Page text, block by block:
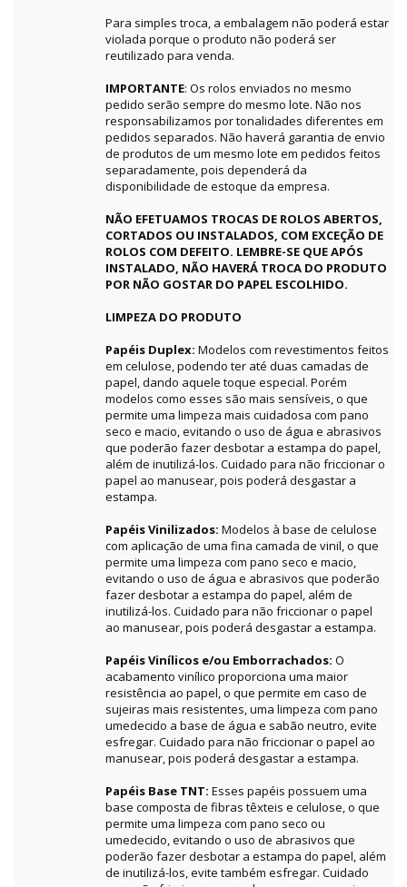
Para simples troca, a embalagem não poderá estar
violada porque o produto não poderá ser
reutilizado para venda.
IMPORTANTE: Os rolos enviados no mesmo
pedido serão sempre do mesmo lote. Não nos
responsabilizamos por tonalidades diferentes em
pedidos separados. Não haverá garantia de envio
de produtos de um mesmo lote em pedidos feitos
separadamente, pois dependerá da
disponibilidade de estoque da empresa.
NÃO EFETUAMOS TROCAS DE ROLOS ABERTOS,
CORTADOS OU INSTALADOS, COM EXCEÇÃO DE
ROLOS COM DEFEITO. LEMBRE-SE QUE APÓS
INSTALADO, NÃO HAVERÁ TROCA DO PRODUTO
POR NÃO GOSTAR DO PAPEL ESCOLHIDO.
LIMPEZA DO PRODUTO
Papéis Duplex: Modelos com revestimentos feitos
em celulose, podendo ter até duas camadas de
papel, dando aquele toque especial. Porém
modelos como esses são mais sensíveis, o que
permite uma limpeza mais cuidadosa com pano
seco e macio, evitando o uso de água e abrasivos
que poderão fazer desbotar a estampa do papel,
além de inutilizá-los. Cuidado para não friccionar o
papel ao manusear, pois poderá desgastar a
estampa.
Papéis Vinilizados: Modelos à base de celulose
com aplicação de uma fina camada de vinil, o que
permite uma limpeza com pano seco e macio,
evitando o uso de água e abrasivos que poderão
fazer desbotar a estampa do papel, além de
inutilizá-los. Cuidado para não friccionar o papel
ao manusear, pois poderá desgastar a estampa.
Papéis Vinílicos e/ou Emborrachados: O
acabamento vinílico proporciona uma maior
resistência ao papel, o que permite em caso de
sujeiras mais resistentes, uma limpeza com pano
umedecido a base de água e sabão neutro, evite
esfregar. Cuidado para não friccionar o papel ao
manusear, pois poderá desgastar a estampa.
Papéis Base TNT: Esses papéis possuem uma
base composta de fibras têxteis e celulose, o que
permite uma limpeza com pano seco ou
umedecido, evitando o uso de abrasivos que
poderão fazer desbotar a estampa do papel, além
de inutilizá-los, evite também esfregar. Cuidado